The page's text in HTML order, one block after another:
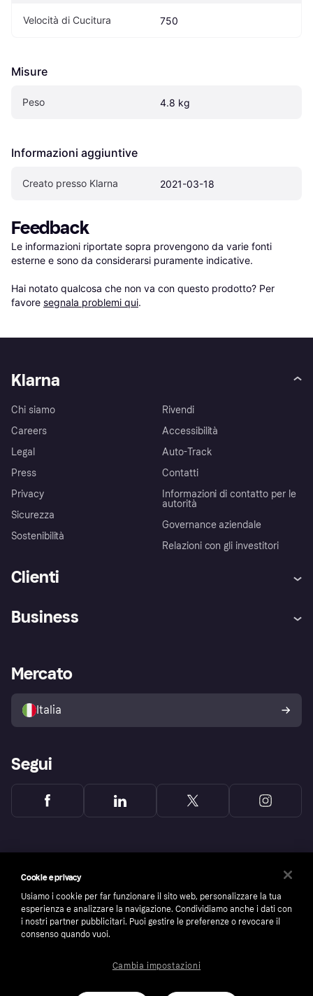
Velocità di Cucitura 750
Misure
Peso 4.8 kg
Informazioni aggiuntive
Creato presso Klarna 2021-03-18
Feedback
Le informazioni riportate sopra provengono da varie fonti
esterne e sono da considerarsi puramente indicative.
Hai notato qualcosa che non va con questo prodotto? Per
favore segnala problemi qui.
Klarna
Chi siamo
Careers
Legal
Press
Privacy
Sicurezza
Sostenibilità
Rivendi
Accessibilità
Auto-Track
Contatti
Informazioni di contatto per le
autorità
Governance aziendale
Relazioni con gli investitori
Clienti
Assistenza
Esplora i negozi
Politica di protezione
dell'acquirente Klarna
Business
Accesso aziende
Mercato
Italia
Segui
number: 556737-0431
Cookie e privacy
Usiamo i cookie per far funzionare il sito web, personalizzare la tua
esperienza e analizzare la navigazione. Condividiamo anche i dati con
i nostri partner pubblicitari. Puoi gestire le preferenze o revocare il
consenso quando vuoi.
Cambia impostazioni